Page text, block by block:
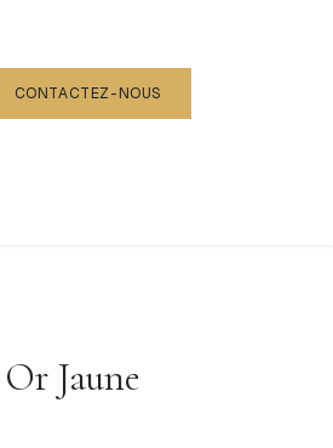
CONTACTEZ-NOUS
Jaune